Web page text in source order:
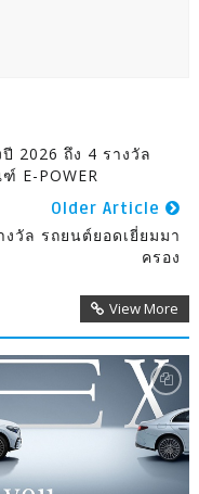
2026 ถึง 4 รางวัล
E-POWER
Older Article
วัล รถยนต์ยอดเยี่ยมมา
ครอง
View More